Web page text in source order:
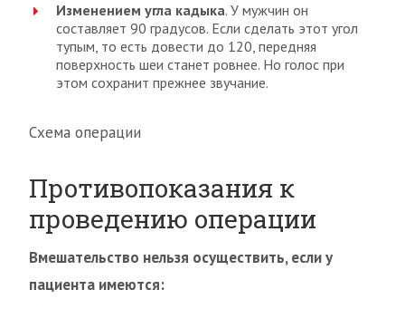
Изменением угла кадыка. У мужчин он
составляет 90 градусов. Если сделать этот угол
тупым, то есть довести до 120, передняя
поверхность шеи станет ровнее. Но голос при
этом сохранит прежнее звучание.
Схема операции
Противопоказания к
проведению операции
Вмешательство нельзя осуществить, если у
пациента имеются: